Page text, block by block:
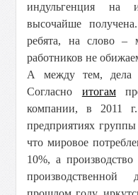
индульгенция на
высочайше
ребята, на слово –
работников не
А между тем,
Согласно итогам
компании, в 2011
предприятиях
что мировое
10%, а